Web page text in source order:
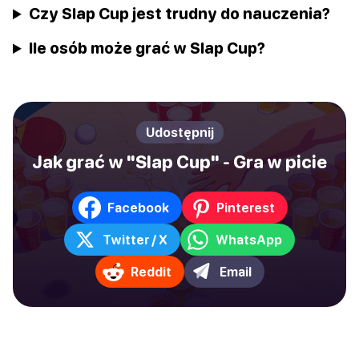
Czy Slap Cup jest trudny do nauczenia?
Ile osób może grać w Slap Cup?
Udostępnij
Jak grać w "Slap Cup" - Gra w picie
Facebook Pinterest
Twitter / X WhatsApp
Reddit Email